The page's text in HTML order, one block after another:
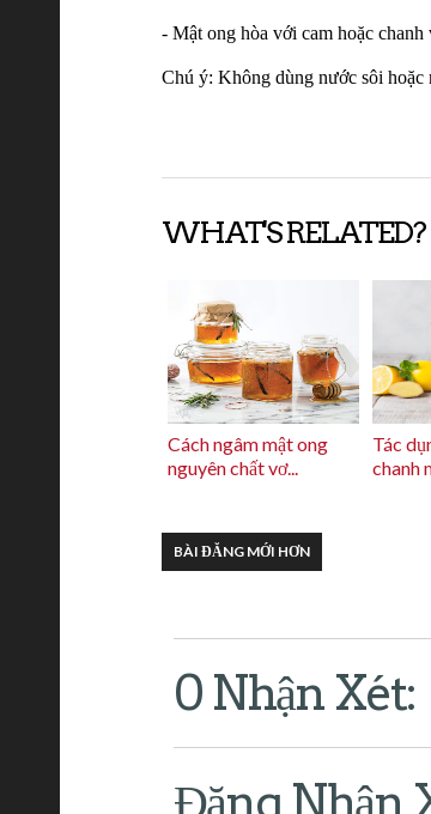
- Mật ong hòa với cam hoặc
Chú ý: Không dùng nước sôi hoặc
WHAT'S RELATED?
Cách ngâm mật ong
nguyên chất vơ...
Tác
chanh
BÀI ĐĂNG MỚI HƠN
0 Nhận Xét:
Đăng Nhận